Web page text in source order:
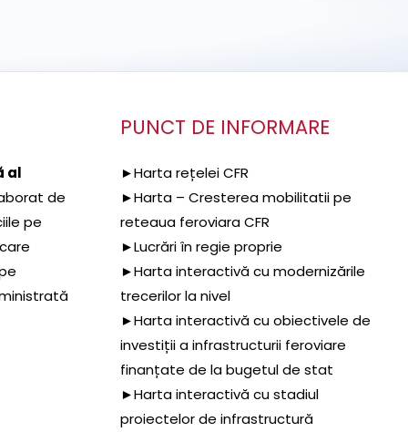
al
de
pe
PUNCT DE INFORMARE
►Harta rețelei CFR
►Harta – Cresterea mobilitatii pe
reteaua feroviara CFR
►Lucrări în regie proprie
►Harta interactivă cu modernizările
trecerilor la nivel
►Harta interactivă cu obiectivele de
investiții a infrastructurii feroviare
finanțate de la bugetul de stat
►Harta interactivă cu stadiul
proiectelor de infrastructură